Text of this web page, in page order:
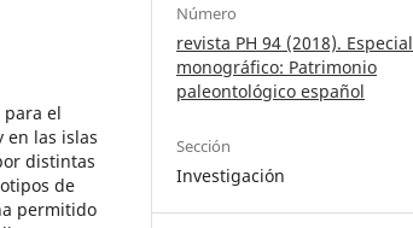
el
en las islas
distintas
de
permitido
Número
revista PH 94 (2018). Especial
monográfico: Patrimonio
paleontológico español
Sección
Investigación